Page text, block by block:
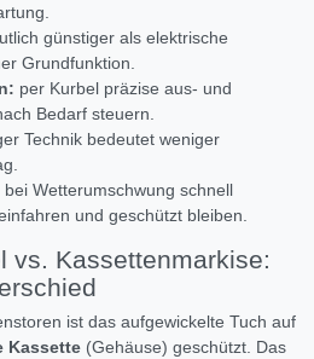
günstiger als elektrische
Grundfunktion.
per Kurbel präzise aus- und
Bedarf steuern.
Technik bedeutet weniger
bei Wetterumschwung schnell
und geschützt bleiben.
vs. Kassettenmarkise:
ist das aufgewickelte Tuch auf
Kassette (Gehäuse) geschützt. Das